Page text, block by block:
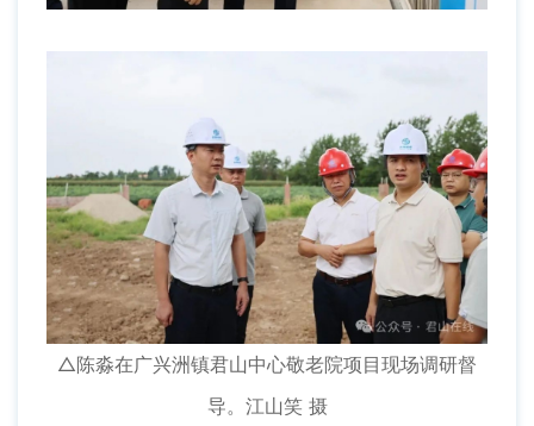
△陈淼在广兴洲镇君山中心敬老院项目现场调研督
导。江山笑 摄